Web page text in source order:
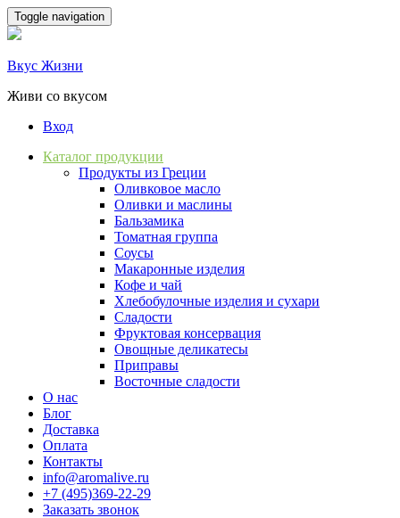
Skip
to
Toggle navigation
Вкус Жизни
Живи со вкусом
Вход
Каталог продукции
Продукты из Греции
Оливковое масло
Оливки и маслины
Бальзамика
Томатная группа
Соусы
Макаронные изделия
Кофе и чай
Хлебобулочные изделия и сухари
Сладости
Фруктовая консервация
Овощные деликатесы
Приправы
Восточные сладости
О нас
Блог
Доставка
Оплата
Контакты
info@aromalive.ru
+7 (495)369-22-29
Заказать звонок